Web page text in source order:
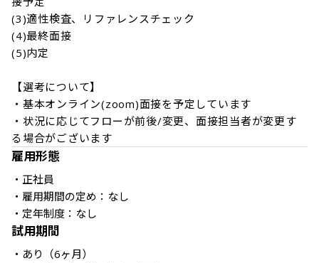
(3)適性検査、リファレンスチェック
(4)最終面接
(5)内定
【選考について】
・基本オンライン(zoom)面接を予定しています
・状況に応じてフローが前後/変更、面接担当者が変更す
雇用形態
・正社員
・雇用期間の定め：なし
・定年制度：なし
試用期間
・あり（6ヶ月）